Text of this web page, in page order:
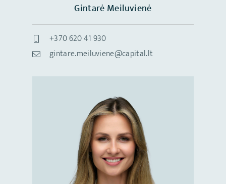
Gintarė Meiluvienė
+370 620 41 930
gintare.meiluviene@capital.lt